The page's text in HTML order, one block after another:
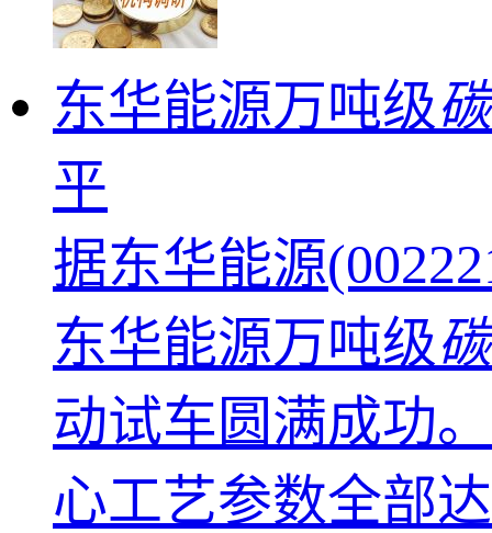
东华能源万吨级
平
据东华能源
东华能源万吨级
动试车圆满成功
心工艺参数全部